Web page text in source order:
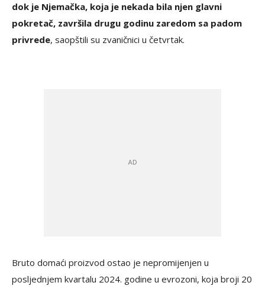
dok je Njemačka, koja je nekada bila njen glavni
pokretač, završila drugu godinu zaredom sa padom
privrede, saopštili su zvaničnici u četvrtak.
Bruto domaći proizvod ostao je nepromijenjen u
posljednjem kvartalu 2024. godine u evrozoni, koja broji 20